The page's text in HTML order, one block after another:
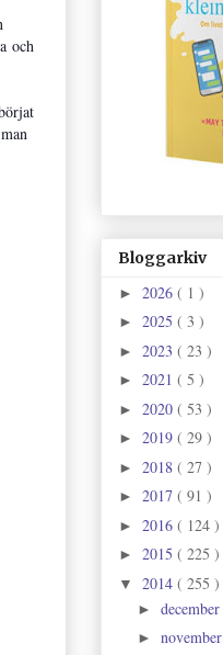
och
Bloggarkiv
► 2026 ( 1 )
► 2025 ( 3 )
► 2023 ( 23 )
► 2021 ( 5 )
► 2020 ( 53 )
► 2019 ( 29 )
► 2018 ( 27 )
► 2017 ( 91 )
► 2016 ( 124 )
► 2015 ( 225 )
▼ 2014 ( 255 )
► december
► november